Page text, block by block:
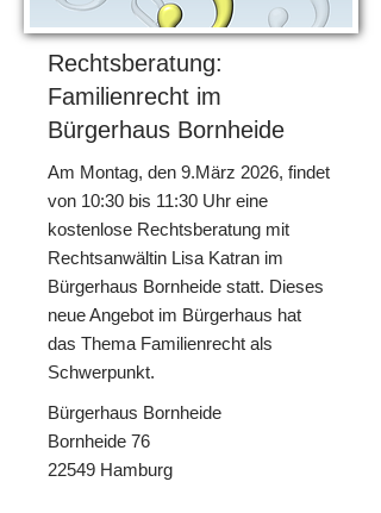
Rechtsberatung:
Familienrecht im
Bürgerhaus Bornheide
Am Montag, den 9.März 2026, findet
von 10:30 bis 11:30 Uhr eine
kostenlose Rechtsberatung mit
Rechtsanwältin Lisa Katran im
Bürgerhaus Bornheide statt. Dieses
neue Angebot im Bürgerhaus hat
das Thema Familienrecht als
Schwerpunkt.
Bürgerhaus Bornheide
Bornheide 76
22549 Hamburg